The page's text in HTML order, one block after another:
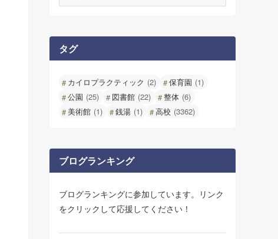
ブ
タグ
カイロプラクティック (2) 保育園 (1)
公園 (25) 図書館 (22) 整体 (6)
美術館 (1) 銭湯 (1) 高校 (3362)
ブログランキング
ブログランキングに参加しています。リンク
をクリックして応援してください！